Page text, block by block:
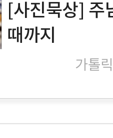
[사진묵상] 주
때까지
가톨